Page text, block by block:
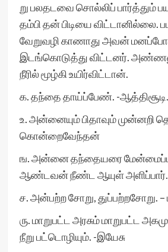
று பலதடவை சொல்லிப் பார்த்தும்
தம்பி தன் பிடியை விட்டானில்லை.
வேறுவழி காணாது அவன்
இடங்கொடுத்து விட்டனர்.
நீரில் மூழ்கி உயிர்விட்டான்.
க. தந்தை தாய்ப்பேண். -
உ. அன்னையும் பிதாவும் முன்னறி
கொன்றைவேந்தன்
ங. அன்னை தந்தையரை
ஆண்டவன் நீண்ட ஆயுள்
ச. அன்பற்ற சோறு, துப்பற்றசோறு.
ரு. மாறுபட்ட அரசும் மாறுபட்ட
நீறு பட்டொழியும். -இயேசு